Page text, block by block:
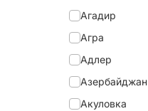
Агадир
Агра
Адлер
Азербайджан
Акуловка